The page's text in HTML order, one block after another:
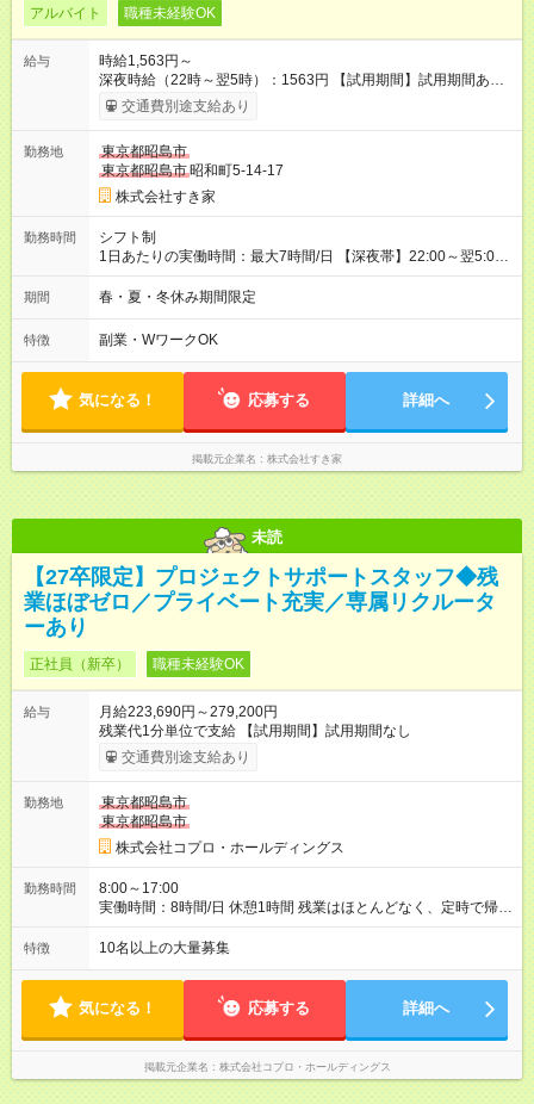
アルバイト 職種未経験OK
給与
時給1,563円～
深夜時給（22時～翌5時）：1563円 【試用期間】試用期間あり
試用期間の長さ：1ヶ月 雇用形態、給与は本採用時と同じです。
試用期間の実態は30日（※条件変更なし）ですが、切り上げで
同時給）
交通費別途支給あり
勤務地
東京都昭島市
東京都昭島市 昭和町5-14-17
株式会社すき家
勤務時間
シフト制
1日あたりの実働時間：最大7時間/日 【深夜帯】22:00～翌5:00
週2日～・1日2h～OK◎ ※22:00から翌5:00までは18歳以上の方
のみ勤務可能です（18歳未満の深夜業務禁止のため） ★深夜で
す。 必ず、2名以上での勤務を行いますので、安心して働けま
す。
期間 春・夏・冬休み期間限定
特徴 副業・WワークOK
気になる！ 応募する 詳細へ
掲載元企業名 株式会社すき家
未読
【27卒限定】プロジェクトサポートスタッフ◆残
業ほぼゼロ／プライベート充実／専属リクルータ
ーあり
正社員（新卒） 職種未経験OK
給与
月給223,690円～279,200円
残業代1分単位で支給 【試用期間】試用期間なし
交通費別途支給あり
勤務地
東京都昭島市
東京都昭島市
株式会社コプロ・ホールディングス
勤務時間
8:00～17:00
実働時間：8時間/日 休憩1時間 残業はほとんどなく、定時で帰れ
る日が多い働き方です。 毎日の業務は進捗管理や事務が中心な
ので、 「今日やるべき仕事」が終われば、自然と区切りをつけ
方を大切にしています。
特徴 10名以上の大量募集
気になる！ 応募する 詳細へ
掲載元企業名 株式会社コプロ・ホールディングス